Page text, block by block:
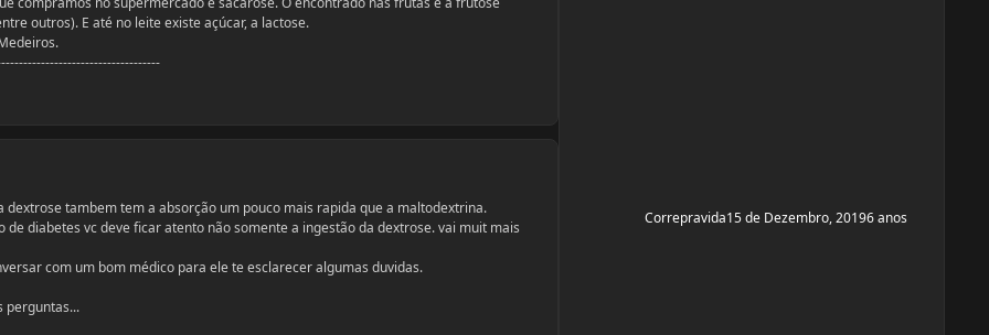
outros). E até no leite existe açúcar, a lactose.
dextrose tambem tem a absorção um pouco mais rapida que a maltodextrina.
de diabetes vc deve ficar atento não somente a ingestão da dextrose. vai muit mais
com um bom médico para ele te esclarecer algumas duvidas.
perguntas...
Correpravida15 de Dezembro, 20196 anos